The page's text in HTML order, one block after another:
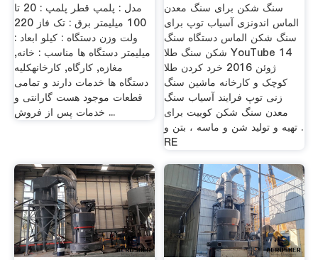
مدل : پلمپ قطر پلمپ : 20 تا
100 میلیمتر برق : تک فاز 220
ولت وزن دستگاه : کیلو ابعاد :
میلیمتر دستگاه ها مناسب : خانه,
مغازه, کارگاه, کارخانهکلیه
دستگاه ها خدمات دارند و تمامی
قطعات موجود هست گارانتی و
خدمات پس از فروش ...
سنگ شکن برای سنگ معدن
الماس اندونزی آسیاب توپ برای
سنگ شکن الماس دستگاه سنگ
شکن سنگ طلا YouTube 14
ژوئن 2016 خرد کردن طلا
کوچک و کارخانه ماشین سنگ
زنی توپ فرایند آسیاب سنگ
معدن سنگ شکن کوبیت برای
تهیه و تولید شن و ماسه ، بتن و .
RE